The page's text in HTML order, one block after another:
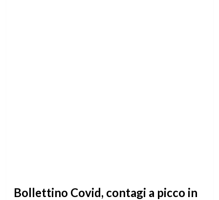
Bollettino Covid, contagi a picco in